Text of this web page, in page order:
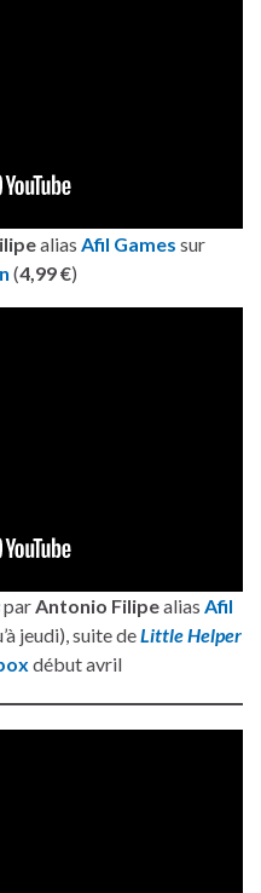
alias Afil Games sur
(4,99 €)
par Antonio Filipealias Afil
jeudi), suite deLittle Helper
début avril